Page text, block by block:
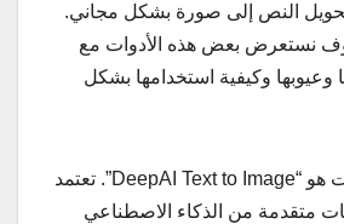
النص إلى صورة بشكل مجاني.
نستعرض بعض هذه الأدوات مع
وعيوبها وكيفية استخدامها بشكل
أحد أبرز هذه الأدوات هو “DeepAI Text to Image”. تعتمد
متقدمة من الذكاء الاصطناعي